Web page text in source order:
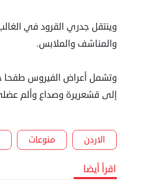
وينتقل جدري القرود في
والمناشف والملابس.
وتشمل أعراض الفيروس طفحا
إلى قشعريرة وصداع وألم
الاردن منوعات
اقرأ أيضا